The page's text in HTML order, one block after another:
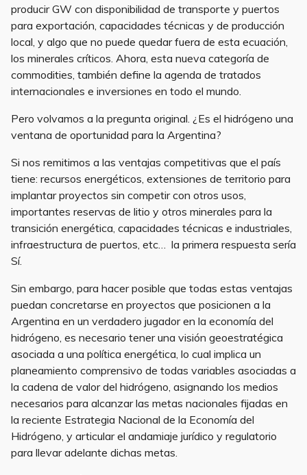
producir GW con disponibilidad de transporte y puertos
para exportación, capacidades técnicas y de producción
local, y algo que no puede quedar fuera de esta ecuación,
los minerales críticos. Ahora, esta nueva categoría de
commodities, también define la agenda de tratados
internacionales e inversiones en todo el mundo.
Pero volvamos a la pregunta original. ¿Es el hidrógeno una
ventana de oportunidad para la Argentina?
Si nos remitimos a las ventajas competitivas que el país
tiene: recursos energéticos, extensiones de territorio para
implantar proyectos sin competir con otros usos,
importantes reservas de litio y otros minerales para la
transición energética, capacidades técnicas e industriales,
infraestructura de puertos, etc… la primera respuesta sería
Sí.
Sin embargo, para hacer posible que todas estas ventajas
puedan concretarse en proyectos que posicionen a la
Argentina en un verdadero jugador en la economía del
hidrógeno, es necesario tener una visión geoestratégica
asociada a una política energética, lo cual implica un
planeamiento comprensivo de todas variables asociadas a
la cadena de valor del hidrógeno, asignando los medios
necesarios para alcanzar las metas nacionales fijadas en
la reciente Estrategia Nacional de la Economía del
Hidrógeno, y articular el andamiaje jurídico y regulatorio
para llevar adelante dichas metas.